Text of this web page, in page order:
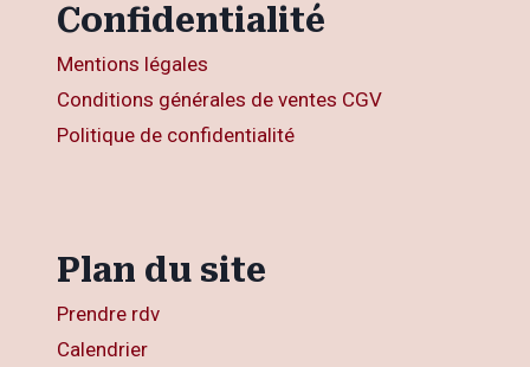
Confidentialité
Mentions légales
Conditions générales de ventes CGV
Politique de confidentialité
Plan du site
Prendre rdv
Calendrier